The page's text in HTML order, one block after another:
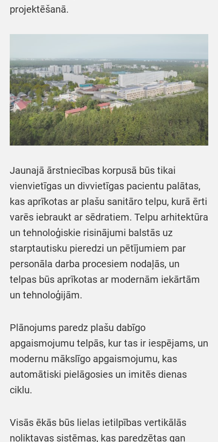
projektēšanā.
Jaunajā ārstniecības korpusā būs tikai
vienvietīgas un divvietīgas pacientu palātas,
kas aprīkotas ar plašu sanitāro telpu, kurā ērti
varēs iebraukt ar sēdratiem. Telpu arhitektūra
un tehnoloģiskie risinājumi balstās uz
starptautisku pieredzi un pētījumiem par
personāla darba procesiem nodaļās, un
telpas būs aprīkotas ar modernām iekārtām
un tehnoloģijām.
Plānojums paredz plašu dabīgo
apgaismojumu telpās, kur tas ir iespējams, un
modernu mākslīgo apgaismojumu, kas
automātiski pielāgosies un imitēs dienas
ciklu.
Visās ēkās būs lielas ietilpības vertikālās
noliktavas sistēmas, kas paredzētas gan